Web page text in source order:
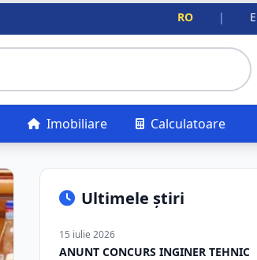
RO |
Imobiliare Calculatoare
Ultimele știri
15 iulie 2026
ANUNT CONCURS INGINER TEHNIC